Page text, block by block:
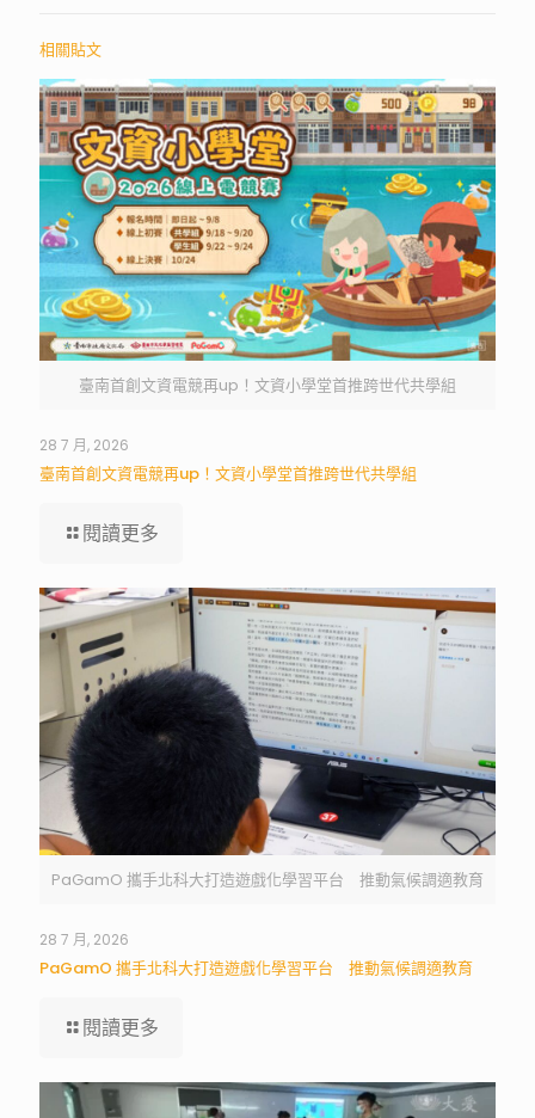
相關貼文
臺南首創文資電競再up！文資小學堂首推跨世代共學組
28 7 月, 2026
臺南首創文資電競再up！文資小學堂首推跨世代共學組
閱讀更多
PaGamO 攜手北科大打造遊戲化學習平台 推動氣候調適教育
28 7 月, 2026
PaGamO 攜手北科大打造遊戲化學習平台 推動氣候調適教育
閱讀更多